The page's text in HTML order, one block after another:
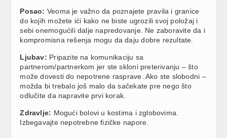
Posao: Veoma je važno da poznajete pravila i granice
do kojih možete ići kako ne biste ugrozili svoj položaj i
sebi onemogućili dalje napredovanje. Ne zaboravite da i
kompromisna rešenja mogu da daju dobre rezultate.
Ljubav: Pripazite na komunikaciju sa
partnerom/partnerkom jer ste skloni preterivanju – što
može dovesti do nepotrene rasprave. Ako ste slobodni –
možda bi trebalo još malo da sačekate pre nego što
odlučite da napravite prvi korak.
Zdravlje: Mogući bolovi u kostima i zglobovima.
Izbegavajte nepotrebne fizičke napore.